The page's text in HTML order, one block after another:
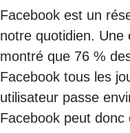
Facebook est un
notre quotidien. Une
montré que 76 %
Facebook tous les
utilisateur passe
Facebook peut